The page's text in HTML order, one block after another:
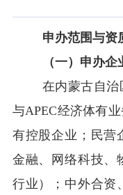
申办范围与资
（一）申办企
在内蒙古自治
与APEC经济体有
有控股企业；民营
金融、网络科技、
行业）；中外合资